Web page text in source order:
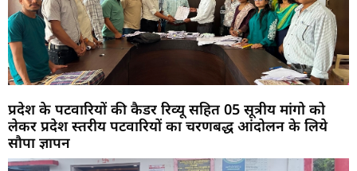
प्रदेश के पटवारियों की कैडर रिव्यू सहित 05 सूत्रीय मांगो को
लेकर प्रदेश स्तरीय पटवारियों का चरणबद्ध आंदोलन के लिये
सौपा ज्ञापन